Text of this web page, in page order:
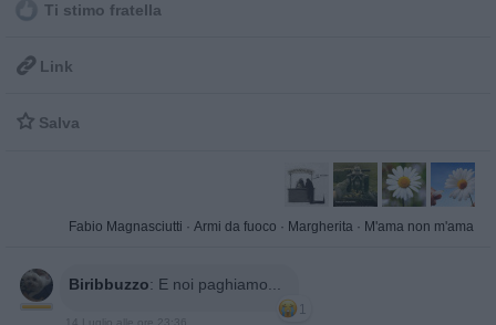
Ti stimo fratella
 Link
 Salva
Fabio Magnasciutti · Armi da fuoco · Margherita · M'ama non m'ama
Biribbuzzo: E noi paghiamo...
1